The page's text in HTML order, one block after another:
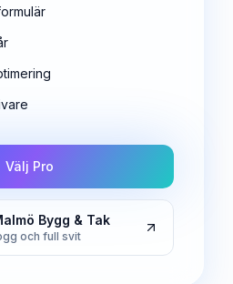
Välj Pro
Bygg & Tak
och full svit